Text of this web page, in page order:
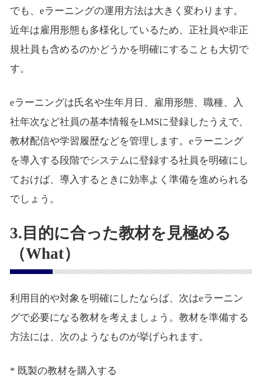
でも、eラーニングの運用方法は大きく変わります。
近年は雇用形態も多様化しているため、正社員や非正
規社員も含めるのかどうかを明確にすることも大切で
す。
eラーニングは氏名や生年月日、雇用形態、職種、入
社年次など社員の基本情報をLMSに登録したうえで、
教材配信や学習履歴などを管理します。eラーニング
を導入する段階でシステムに登録する社員を明確にし
ておけば、導入するときに効率よく準備を進められる
でしょう。
3.目的に合った教材を見極める
（What）
利用目的や対象を明確にしたならば、次はeラーニン
グで必要になる教材を考えましょう。教材を準備する
方法には、次のようなものが挙げられます。
* 既製の教材を購入する